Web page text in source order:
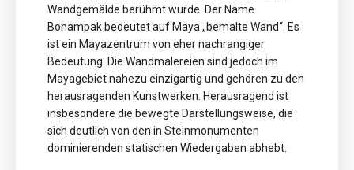
Wandgemälde berühmt wurde. Der Name
Bonampak bedeutet auf Maya „bemalte Wand“ . Es
ist ein Mayazentrum von eher nachrangiger
Bedeutung. Die Wandmalereien sind jedoch im
Mayagebiet nahezu einzigartig und gehören zu den
herausragenden Kunstwerken . Herausragend ist
insbesondere die bewegte Darstellungsweise, die
sich deutlich von den in Steinmonumenten
dominierenden statischen Wiedergaben abhebt.